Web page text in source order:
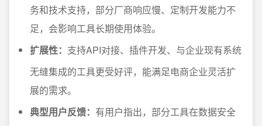
务和技术支持，部分厂商响应慢、定制开发能力不
足，会影响工具长期使用体验。
扩展性： 支持API对接、插件开发、与企业现有系统
无缝集成的工具更受好评，能满足电商企业灵活扩
展的需求。
典型用户反馈： 有用户指出，部分工具在数据安全